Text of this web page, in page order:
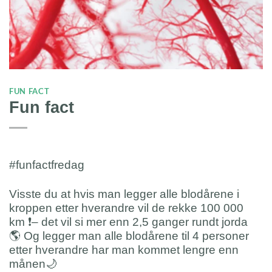
FUN FACT
Fun fact
#funfactfredag
Visste du at hvis man legger alle blodårene i
kroppen etter hverandre vil de rekke 100 000
km ❗️– det vil si mer enn 2,5 ganger rundt jorda
🌎 Og legger man alle blodårene til 4 personer
etter hverandre har man kommet lengre enn
månen🌙